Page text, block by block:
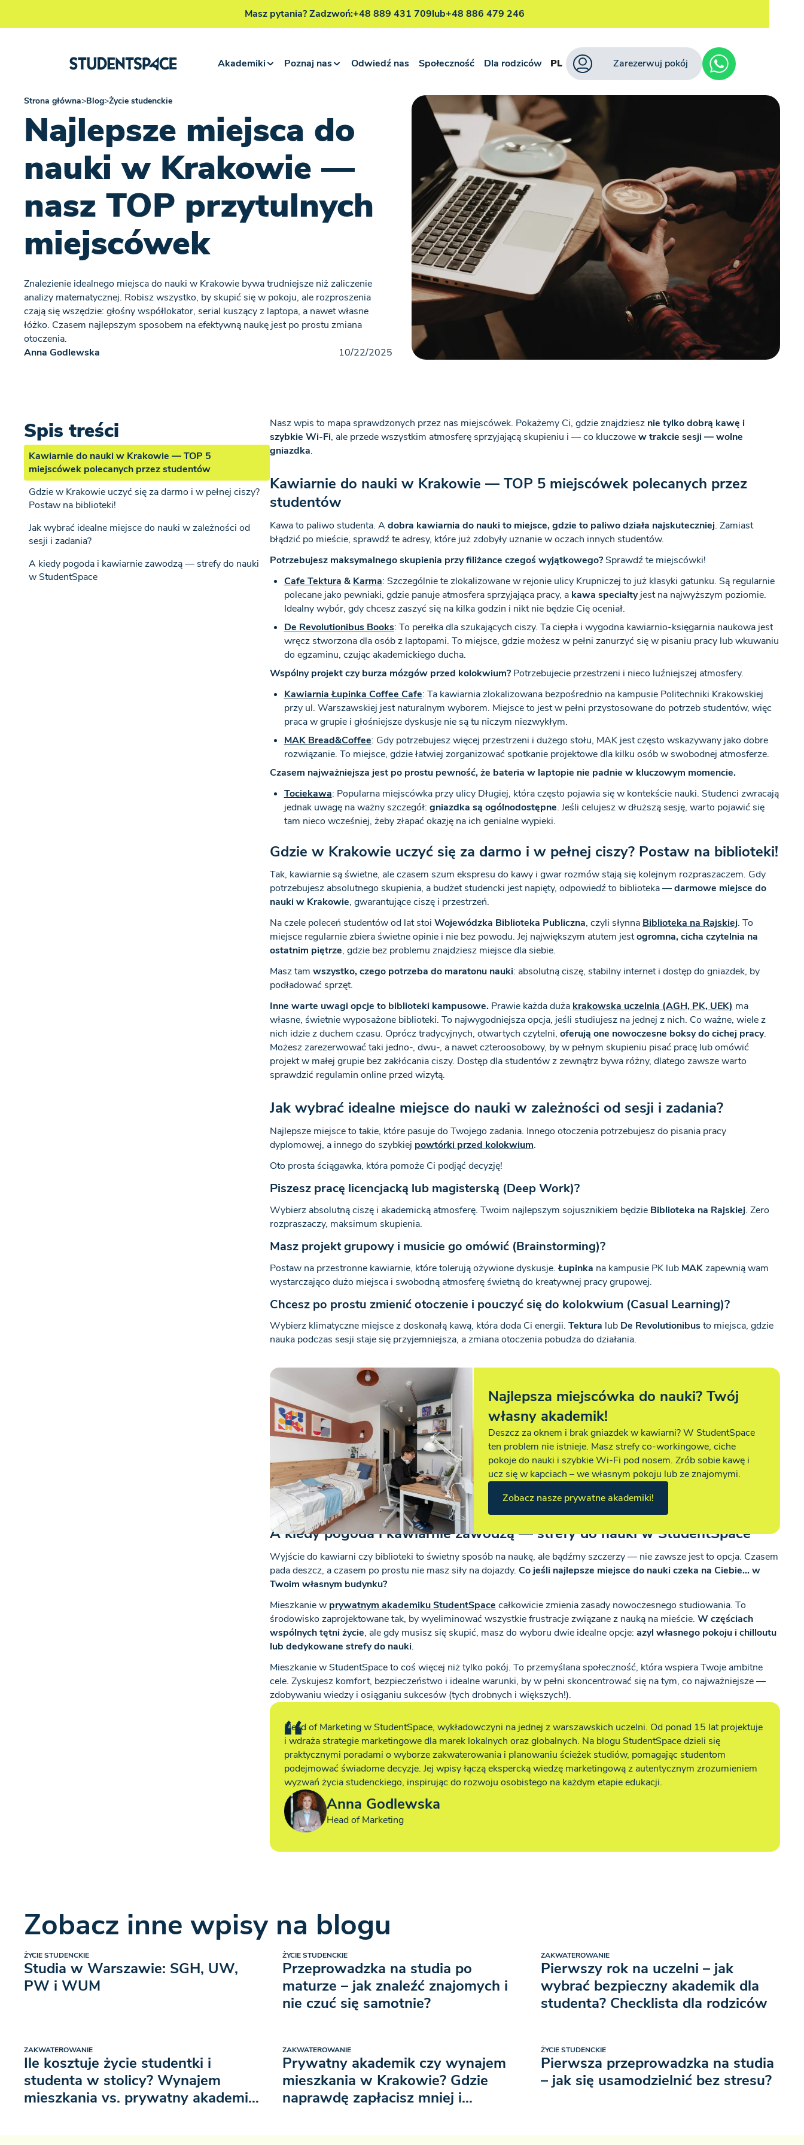
Masz pytania? Zadzwoń:+48 889 431 709lub+48 886 479 246
Akademiki Poznaj nas Odwiedź nas Społeczność Dla rodziców PL Zarezerwuj pokój
Strona główna>Blog>Życie studenckie
Najlepsze miejsca do
nauki w Krakowie —
nasz TOP przytulnych
miejscówek
Znalezienie idealnego miejsca do nauki w Krakowie bywa trudniejsze niż zaliczenie
analizy matematycznej. Robisz wszystko, by skupić się w pokoju, ale rozproszenia
czają się wszędzie: głośny współlokator, serial kuszący z laptopa, a nawet własne
łóżko. Czasem najlepszym sposobem na efektywną naukę jest po prostu zmiana
otoczenia.
Anna Godlewska
10/22/2025
Spis treści
Kawiarnie do nauki w Krakowie — TOP 5
miejscówek polecanych przez studentów
Gdzie w Krakowie uczyć się za darmo i w pełnej ciszy?
Postaw na biblioteki!
Jak wybrać idealne miejsce do nauki w zależności od
sesji i zadania?
A kiedy pogoda i kawiarnie zawodzą — strefy do nauki
w StudentSpace
Nasz wpis to mapa sprawdzonych przez nas miejscówek. Pokażemy Ci, gdzie znajdziesz nie tylko dobrą kawę i
szybkie Wi-Fi, ale przede wszystkim atmosferę sprzyjającą skupieniu i — co kluczowew trakcie sesji — wolne
gniazdka.
Kawiarnie do nauki w Krakowie — TOP 5 miejscówek polecanych przez
studentów
Kawa to paliwo studenta. Adobra kawiarnia do nauki to miejsce, gdzie to paliwo działa najskuteczniej. Zamiast
błądzić po mieście, sprawdź te adresy, które już zdobyły uznanie w oczach innych studentów.
Potrzebujesz maksymalnego skupienia przy filiżance czegoś wyjątkowego?Sprawdź te miejscówki!
Cafe Tektura &Karma: Szczególnie te zlokalizowane w rejonie ulicy Krupniczej to już klasyki gatunku. Są regularnie
polecane jako pewniaki, gdzie panuje atmosfera sprzyjająca pracy, a kawa specialtyjest na najwyższym poziomie.
Idealny wybór, gdy chcesz zaszyć się na kilka godzin i nikt nie będzie Cię oceniał.
De Revolutionibus Books: To perełka dla szukających ciszy. Ta ciepła i wygodna kawiarnio-księgarnia naukowa jest
wręcz stworzona dla osób z laptopami. To miejsce, gdzie możesz w pełni zanurzyć się w pisaniu pracy lub wkuwaniu
do egzaminu, czując akademickiego ducha.
Wspólny projekt czy burza mózgów przed kolokwium? Potrzebujecie przestrzeni i nieco luźniejszej atmosfery.
Kawiarnia Łupinka Coffee Cafe: Ta kawiarnia zlokalizowana bezpośrednio na kampusie Politechniki Krakowskiej
przy ul. Warszawskiej jest naturalnym wyborem. Miejsce to jest w pełni przystosowane do potrzeb studentów, więc
praca w grupie i głośniejsze dyskusje nie są tu niczym niezwykłym.
MAK Bread&Coffee: Gdy potrzebujesz więcej przestrzeni i dużego stołu, MAK jest często wskazywany jako dobre
rozwiązanie. To miejsce, gdzie łatwiej zorganizować spotkanie projektowe dla kilku osób w swobodnej atmosferze.
Czasem najważniejsza jest po prostu pewność, że bateria w laptopie nie padnie w kluczowym momencie.
Tociekawa: Popularna miejscówka przy ulicy Długiej, która często pojawia się w kontekście nauki. Studenci zwracają
jednak uwagę na ważny szczegół: gniazdka są ogólnodostępne. Jeśli celujesz w dłuższą sesję, warto pojawić się
tam nieco wcześniej, żeby złapać okazję na ich genialne wypieki.
Gdzie w Krakowie uczyć się za darmo i w pełnej ciszy? Postaw na biblioteki!
Tak, kawiarnie są świetne, ale czasem szum ekspresu do kawy i gwar rozmów stają się kolejnym rozpraszaczem. Gdy
potrzebujesz absolutnego skupienia, a budżet studencki jest napięty, odpowiedź to biblioteka —darmowe miejsce do
nauki w Krakowie, gwarantujące ciszę i przestrzeń.
Na czele poleceń studentów od lat stoi Wojewódzka Biblioteka Publiczna, czyli słynna Biblioteka na Rajskiej. To
miejsce regularnie zbiera świetne opinie i nie bez powodu. Jej największym atutem jestogromna, cicha czytelnia na
ostatnim piętrze, gdzie bez problemu znajdziesz miejsce dla siebie.
Masz tam wszystko, czego potrzeba do maratonu nauki: absolutną ciszę, stabilny internet i dostęp do gniazdek, by
podładować sprzęt.
Inne warte uwagi opcje to biblioteki kampusowe. Prawie każda duża krakowska uczelnia (AGH, PK, UEK) ma
własne, świetnie wyposażone biblioteki. To najwygodniejsza opcja, jeśli studiujesz na jednej z nich. Co ważne, wiele z
nich idzie z duchem czasu. Oprócz tradycyjnych, otwartych czytelni, oferują one nowoczesne boksy do cichej pracy.
Możesz zarezerwować taki jedno-, dwu-, a nawet czteroosobowy, by w pełnym skupieniu pisać pracę lub omówić
projekt w małej grupie bez zakłócania ciszy. Dostęp dla studentów z zewnątrz bywa różny, dlatego zawsze warto
sprawdzić regulamin online przed wizytą.
Jak wybrać idealne miejsce do nauki w zależności od sesji i zadania?
Najlepsze miejsce to takie, które pasuje do Twojego zadania. Innego otoczenia potrzebujesz do pisania pracy
dyplomowej, a innego do szybkiej powtórki przed kolokwium.
Oto prosta ściągawka, która pomoże Ci podjąć decyzję!
Piszesz pracę licencjacką lub magisterską (Deep Work)?
Wybierz absolutną ciszę i akademicką atmosferę. Twoim najlepszym sojusznikiem będzie Biblioteka na Rajskiej. Zero
rozpraszaczy, maksimum skupienia.
Masz projekt grupowy i musicie go omówić (Brainstorming)?
Postaw na przestronne kawiarnie, które tolerują ożywione dyskusje. Łupinka na kampusie PK lub MAKzapewnią wam
wystarczająco dużo miejsca i swobodną atmosferę świetną do kreatywnej pracy grupowej.
Chcesz po prostu zmienić otoczenie i pouczyć się do kolokwium (Casual Learning)?
Wybierz klimatyczne miejsce z doskonałą kawą, która doda Ci energii. Tektura lub De Revolutionibusto miejsca, gdzie
nauka podczas sesji staje się przyjemniejsza, a zmiana otoczenia pobudza do działania.
Najlepsza miejscówka do nauki? Twój
własny akademik!
Deszcz za oknem i brak gniazdek w kawiarni? W StudentSpace
ten problem nie istnieje. Masz strefy co-workingowe, ciche
pokoje do nauki i szybkie Wi-Fi pod nosem. Zrób sobie kawę i
ucz się w kapciach – we własnym pokoju lub ze znajomymi.
Zobacz nasze prywatne akademiki!
A kiedy pogoda i kawiarnie zawodzą — strefy do nauki w StudentSpace
Wyjście do kawiarni czy biblioteki to świetny sposób na naukę, ale bądźmy szczerzy — nie zawsze jest to opcja. Czasem
pada deszcz, a czasem po prostu nie masz siły na dojazdy. Co jeśli najlepsze miejsce do nauki czeka na Ciebie... w
Twoim własnym budynku?
Mieszkanie w prywatnym akademiku StudentSpace całkowicie zmienia zasady nowoczesnego studiowania. To
środowisko zaprojektowane tak, by wyeliminować wszystkie frustracje związane z nauką na mieście. W częściach
wspólnych tętni życie, ale gdy musisz się skupić, masz do wyboru dwie idealne opcje: azyl własnego pokoju i chilloutu
lub dedykowane strefy do nauki.
Mieszkanie w StudentSpace to coś więcej niż tylko pokój. To przemyślana społeczność, która wspiera Twoje ambitne
cele. Zyskujesz komfort, bezpieczeństwo i idealne warunki, by w pełni skoncentrować się na tym, co najważniejsze —
zdobywaniu wiedzy i osiąganiu sukcesów (tych drobnych i większych!).
Head of Marketing w StudentSpace, wykładowczyni na jednej z warszawskich uczelni. Od ponad 15 lat projektuje
i wdraża strategie marketingowe dla marek lokalnych oraz globalnych. Na blogu StudentSpace dzieli się
praktycznymi poradami o wyborze zakwaterowania i planowaniu ścieżek studiów, pomagając studentom
podejmować świadome decyzje. Jej wpisy łączą ekspercką wiedzę marketingową z autentycznym zrozumieniem
wyzwań życia studenckiego, inspirując do rozwoju osobistego na każdym etapie edukacji.
Anna Godlewska
Head of Marketing
Zobacz inne wpisy na blogu
ŻYCIE STUDENCKIE
Studia w Warszawie: SGH, UW,
PW i WUM
ŻYCIE STUDENCKIE
Przeprowadzka na studia po
maturze – jak znaleźć znajomych i
nie czuć się samotnie?
ZAKWATEROWANIE
Pierwszy rok na uczelni – jak
wybrać bezpieczny akademik dla
studenta? Checklista dla rodziców
ZAKWATEROWANIE
Ile kosztuje życie studentki i
studenta w stolicy? Wynajem
mieszkania vs. prywatny akademik
ZAKWATEROWANIE
Prywatny akademik czy wynajem
mieszkania w Krakowie? Gdzie
naprawdę zapłacisz mniej i
ŻYCIE STUDENCKIE
Pierwsza przeprowadzka na studia
– jak się usamodzielnić bez stresu?